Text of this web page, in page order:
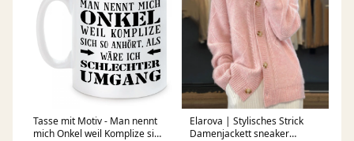
Tasse mit Motiv - Man nennt
mich Onkel weil Komplize sich
Elarova | Stylisches Strick
Damenjackett sneaker